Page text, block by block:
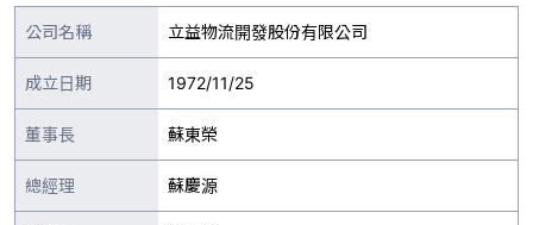
公司名稱 立益物流開發股份有限公司
成立日期 1972/11/25
董事長 蘇東榮
總經理 蘇慶源